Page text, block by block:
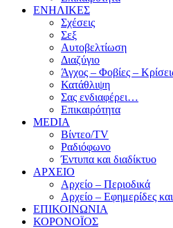
ΕΝΗΛΙΚΕΣ
Σχέσεις
Σεξ
Αυτοβελτίωση
Διαζύγιο
Άγχος – Φοβίες –
Κατάθλιψη
Σας ενδιαφέρει…
Επικαιρότητα
MEDIA
Βίντεο/TV
Ραδιόφωνο
Έντυπα και διαδίκτυο
ΑΡΧΕΙΟ
Αρχείο – Περιοδικά
Αρχείο – Εφημερίδες
ΕΠΙΚΟΙΝΩΝΙΑ
ΚΟΡΟΝΟΪΟΣ